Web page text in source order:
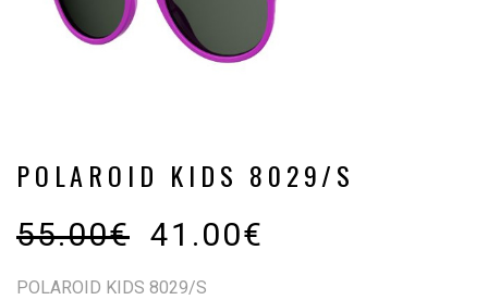
POLAROID KIDS 8029/S
55.00€ 41.00€
POLAROID KIDS 8029/S